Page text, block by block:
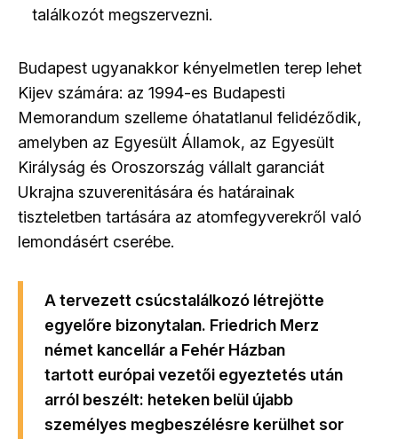
találkozót megszervezni.
Budapest ugyanakkor kényelmetlen terep lehet
Kijev számára: az 1994-es Budapesti
Memorandum szelleme óhatatlanul felidéződik,
amelyben az Egyesült Államok, az Egyesült
Királyság és Oroszország vállalt garanciát
Ukrajna szuverenitására és határainak
tiszteletben tartására az atomfegyverekről való
lemondásért cserébe.
A tervezett csúcstalálkozó létrejötte
egyelőre bizonytalan. Friedrich Merz
német kancellár a Fehér Házban
tartott európai vezetői egyeztetés után
arról beszélt: heteken belül újabb
személyes megbeszélésre kerülhet sor